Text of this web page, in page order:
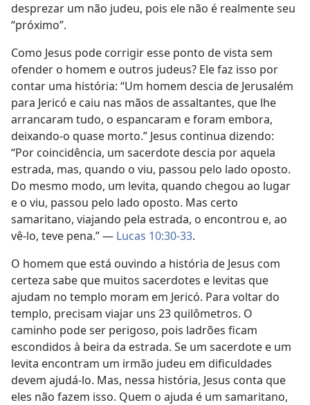
desprezar um não judeu, pois ele não é realmente seu
“próximo”.
Como Jesus pode corrigir esse ponto de vista sem
ofender o homem e outros judeus? Ele faz isso por
contar uma história: “Um homem descia de Jerusalém
para Jericó e caiu nas mãos de assaltantes, que lhe
arrancaram tudo, o espancaram e foram embora,
deixando-o quase morto.” Jesus continua dizendo:
“Por coincidência, um sacerdote descia por aquela
estrada, mas, quando o viu, passou pelo lado oposto.
Do mesmo modo, um levita, quando chegou ao lugar
e o viu, passou pelo lado oposto. Mas certo
samaritano, viajando pela estrada, o encontrou e, ao
vê-lo, teve pena.” — Lucas 10:30-33.
O homem que está ouvindo a história de Jesus com
certeza sabe que muitos sacerdotes e levitas que
ajudam no templo moram em Jericó. Para voltar do
templo, precisam viajar uns 23 quilômetros. O
caminho pode ser perigoso, pois ladrões ficam
escondidos à beira da estrada. Se um sacerdote e um
levita encontram um irmão judeu em dificuldades
devem ajudá-lo. Mas, nessa história, Jesus conta que
eles não fazem isso. Quem o ajuda é um samaritano,